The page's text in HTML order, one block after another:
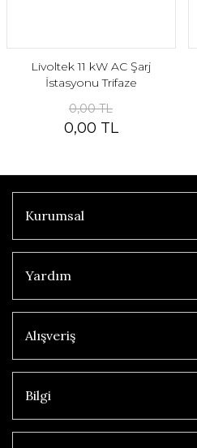
Livoltek 11 kW AC Şarj
İstasyonu Trifaze
0,00 TL
0,00 TL
Kurumsal
Yardım
Alışveriş
Bilgi